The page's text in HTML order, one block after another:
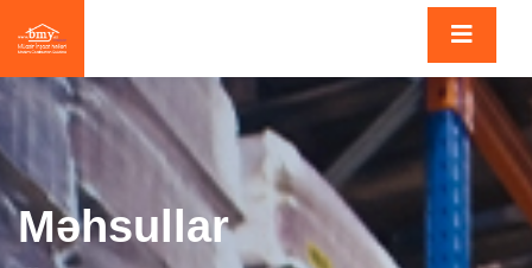
Məhsullar